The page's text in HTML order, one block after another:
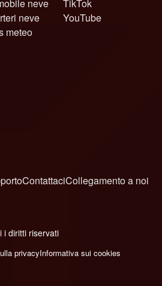
neve
neve
meteo
TikTok
YouTube
ContattaciCollegamento a noi
i diritti riservati
privacyInformativa sui cookies